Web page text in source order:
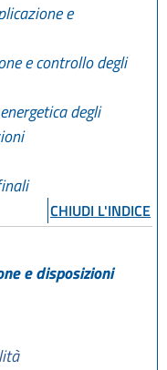
e
e controllo degli
degli
CHIUDI L'INDICE
e disposizioni